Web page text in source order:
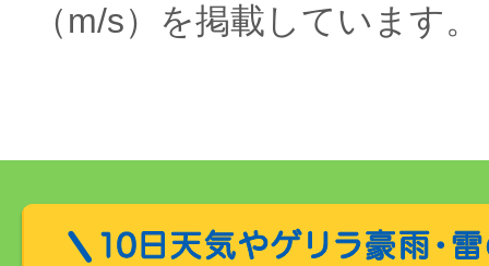
（m/s）を掲載しています。